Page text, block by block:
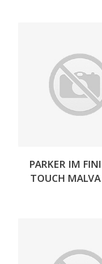
PARKER IM
TOUCH